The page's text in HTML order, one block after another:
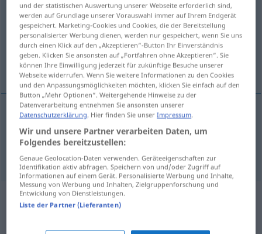
Komplementärfarbef
Übersicht aller Übersetzungen
(Für mehr Details die Übersetzung anklicken/antippen)
complementary color, complementary colour
complementary color US Komplementärfarbe
complementarycolour BR Komplementärfarbe
Beispielsätze aus externen Quellen
und der statistischen Auswertung unserer Webseite erforderlich sind,
werden auf Grundlage unserer Vorauswahl immer auf Ihrem Endgerät
gespeichert. Marketing-Cookies und Cookies, die der Bereitstellung
personalisierter Werbung dienen, werden nur gespeichert, wenn Sie uns
durch einen Klick auf den „Akzeptieren“-Button Ihr Einverständnis
geben. Klicken Sie ansonsten auf „Fortfahren ohne Akzeptieren“. Sie
können Ihre Einwilligung jederzeit für zukünftige Besuche unserer
Webseite widerrufen. Wenn Sie weitere Informationen zu den Cookies
und den Anpassungsmöglichkeiten möchten, klicken Sie einfach auf den
Button „Mehr Optionen“. Weitergehende Hinweise zu der
Datenverarbeitung entnehmen Sie ansonsten unserer
Datenschutzerklärung. Hier finden Sie unserImpressum.
Wir und unsere Partner verarbeiten Daten, um
Folgendes bereitzustellen:
Genaue Geolocation-Daten verwenden. Geräteeigenschaften zur
Identifikation aktiv abfragen. Speichern von und/oder Zugriff auf
Informationen auf einem Gerät. Personalisierte Werbung und Inhalte,
Messung von Werbung und Inhalten, Zielgruppenforschung und
Entwicklung von Dienstleistungen.
Liste der Partner (Lieferanten)